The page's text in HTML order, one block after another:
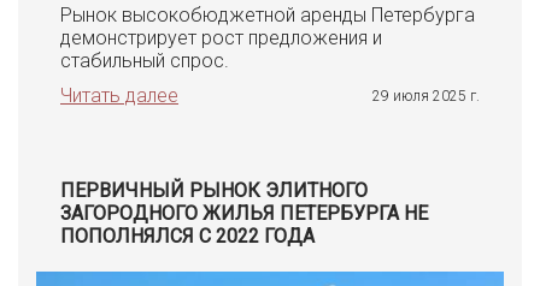
Рынок высокобюджетной аренды Петербурга
демонстрирует рост предложения и
стабильный спрос.
Читать далее
29 июля 2025 г.
ПЕРВИЧНЫЙ РЫНОК ЭЛИТНОГО
ЗАГОРОДНОГО ЖИЛЬЯ ПЕТЕРБУРГА НЕ
ПОПОЛНЯЛСЯ С 2022 ГОДА